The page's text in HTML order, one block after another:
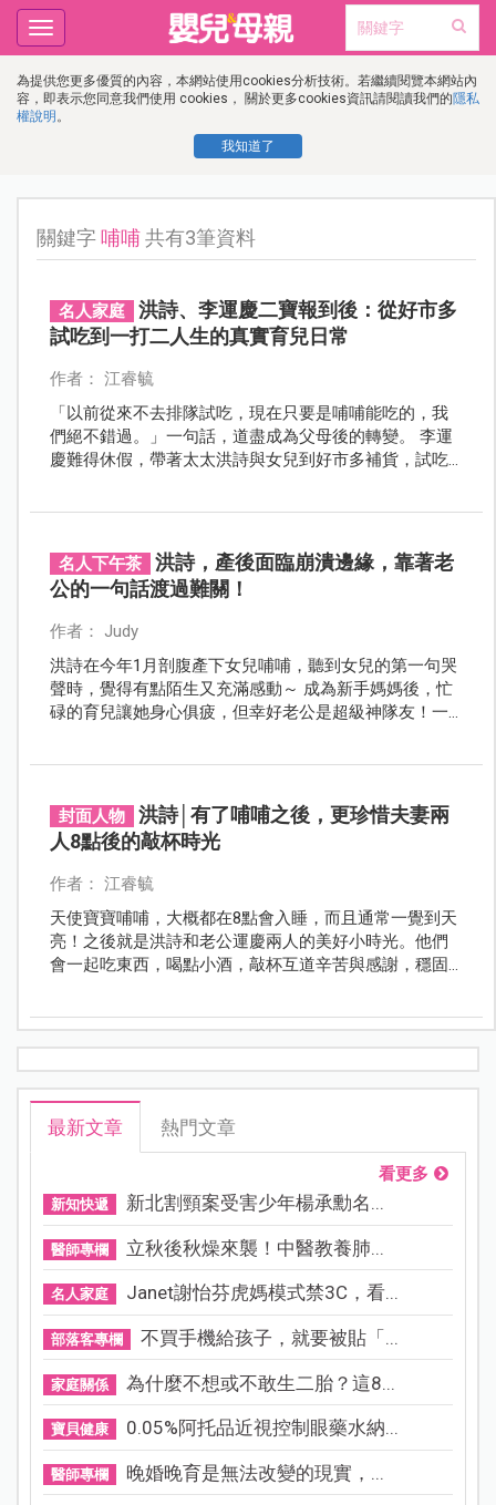
為提供您更多優質的內容，本網站使用cookies分析技術。若繼續閱覽本網站內
容，即表示您同意我們使用 cookies， 關於更多cookies資訊請閱讀我們的隱私
權說明 。
我知道了
Toggle
navigation
關鍵字哺哺共有3筆資料
名人家庭
洪詩、李運慶二寶報到後：從好市多
試吃到一打二人生的真實育兒日常
作者： 江睿毓
「以前從來不去排隊試吃，現在只要是哺哺能吃的，我
們絕不錯過。」一句話，道盡成為父母後的轉變。 李運
慶難得休假，帶著太太洪詩與女兒到好市多補貨，試吃
名人下午茶
洪詩，產後面臨崩潰邊緣，靠著老
公的一句話渡過難關！
作者： Judy
洪詩在今年1月剖腹產下女兒哺哺，聽到女兒的第一句哭
聲時，覺得有點陌生又充滿感動～ 成為新手媽媽後，忙
碌的育兒讓她身心俱疲，但幸好老公是超級神隊友！一
封面人物
洪詩│有了哺哺之後，更珍惜夫妻兩
人8點後的敲杯時光
作者： 江睿毓
天使寶寶哺哺，大概都在8點會入睡，而且通常一覺到天
亮！之後就是洪詩和老公運慶兩人的美好小時光。他們
會一起吃東西，喝點小酒，敲杯互道辛苦與感謝，穩固
最新文章 熱門文章
看更多
新知快遞 新北割頸案受害少年楊承勳名...
醫師專欄 立秋後秋燥來襲！中醫教養肺...
名人家庭 Janet謝怡芬虎媽模式禁3C，看...
部落客專欄 不買手機給孩子，就要被貼「...
家庭關係 為什麼不想或不敢生二胎？這8...
寶貝健康 0.05%阿托品近視控制眼藥水納...
醫師專欄 晚婚晚育是無法改變的現實，...